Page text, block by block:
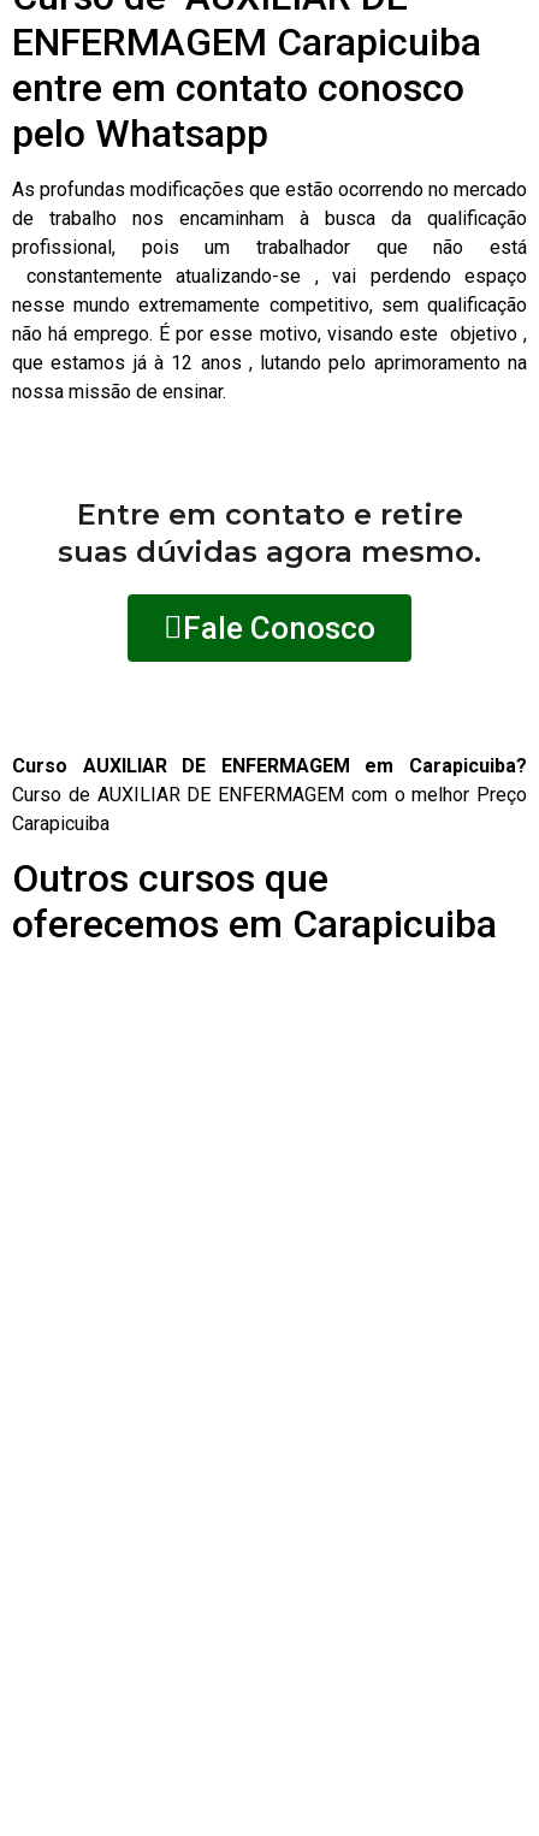
ENFERMAGEM Carapicuiba
entre em contato conosco
pelo Whatsapp
As profundas modificações que estão ocorrendo no mercado
de trabalho nos encaminham à busca da qualificação
profissional, pois um trabalhador que não está
constantemente atualizando-se , vai perdendo espaço
nesse mundo extremamente competitivo, sem qualificação
não há emprego. É por esse motivo, visando este objetivo ,
que estamos já à 12 anos , lutando pelo aprimoramento na
nossa missão de ensinar.
Entre em contato e retire
suas dúvidas agora mesmo.
Fale Conosco
Curso AUXILIAR DE ENFERMAGEM em Carapicuiba?
Curso de AUXILIAR DE ENFERMAGEM com o melhor Preço
Carapicuiba
Outros cursos que
oferecemos em Carapicuiba